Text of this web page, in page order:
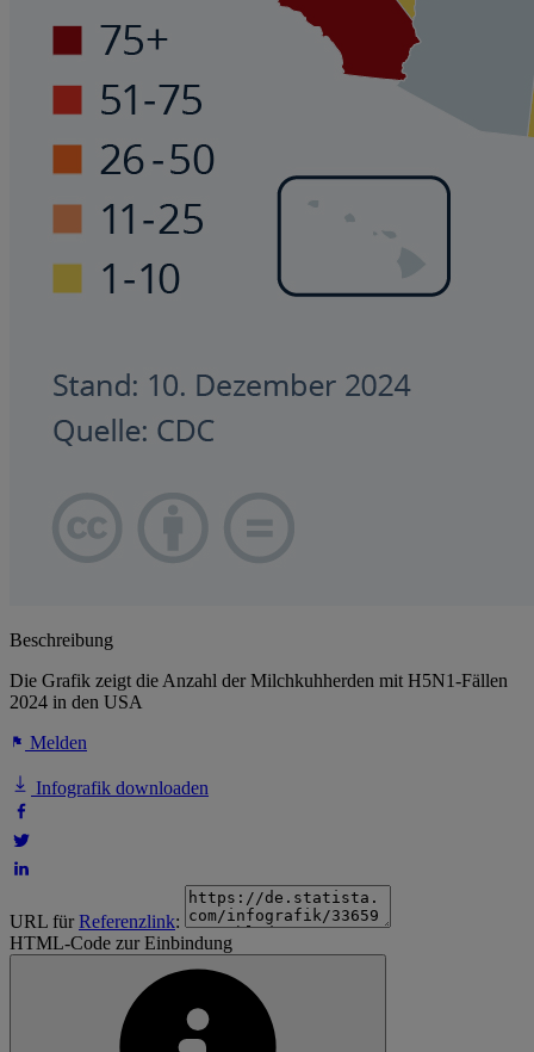
Beschreibung
Die Grafik zeigt die Anzahl der Milchkuhherden mit H5N1-Fällen
2024 in den USA
Melden
Infografik downloaden
URL fürReferenzlink:
HTML-Code zur Einbindung